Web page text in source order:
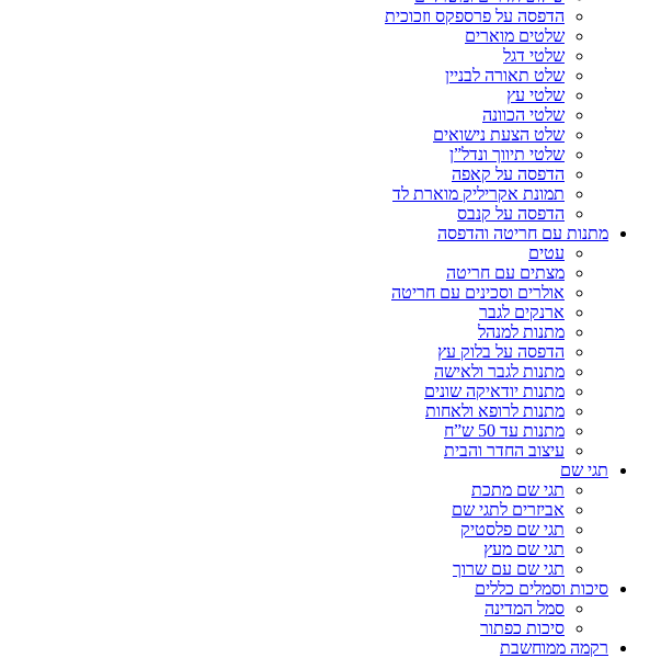
הדפסה על פרספקס וזכוכית
שלטים מוארים
שלטי דגל
שלט תאורה לבניין
שלטי עץ
שלטי הכוונה
שלט הצעת נישואים
שלטי תיווך ונדל”ן
הדפסה על קאפה
תמונת אקריליק מוארת לד
הדפסה על קנבס
מתנות עם חריטה והדפסה
עטים
מצתים עם חריטה
אולרים וסכינים עם חריטה
ארנקים לגבר
מתנות למנהל
הדפסה על בלוק עץ
מתנות לגבר ולאישה
מתנות יודאיקה שונים
מתנות לרופא ולאחות
מתנות עד 50 ש”ח
עיצוב החדר והבית
תגי שם
תגי שם מתכת
אביזרים לתגי שם
תגי שם פלסטיק
תגי שם מעץ
תגי שם עם שרוך
סיכות וסמלים כללים
סמל המדינה
סיכות כפתור
רקמה ממוחשבת